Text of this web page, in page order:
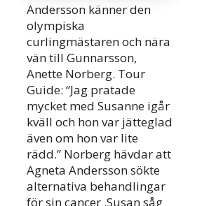
Andersson känner den
olympiska
curlingmästaren och nära
vän till Gunnarsson,
Anette Norberg. Tour
Guide: “Jag pratade
mycket med Susanne igår
kväll och hon var jätteglad
även om hon var lite
rädd.” Norberg hävdar att
Agneta Andersson sökte
alternativa behandlingar
för sin cancer .Susan såg